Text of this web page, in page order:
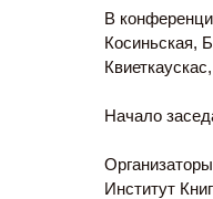
В
Косиньская,
Начало
Институт